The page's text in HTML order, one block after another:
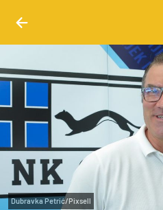
Dubravka Petrić/Pixsell